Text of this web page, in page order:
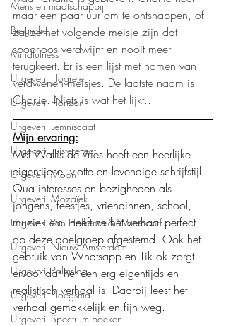
Mens en maatschappij
Biografie
Mindfulness
Uitgeverij Hogrefe
Uitgeverij Horizon
Uitgeverij Lemniscaat
Uitgeverij Luistereffect
Uitgeverij Moon
Uitgeverij Mozaïek
Uitgeverij Van Holkema & Warendorf
Uitgeverij Nieuw Amsterdam
Uitgeverij Palmslag
Uitgeverij Ploegsma
Uitgeverij Spectrum boeken
maar een paar uur om te ontsnappen, of
zal ze het volgende meisje zijn dat
spoorloos verdwijnt en nooit meer
terugkeert. Er is een lijst met namen van
verdwenen meisjes. De laatste naam is
Charlie. Niets is wat het lijkt..
Mijn ervaring:
Mel Wallis de Vries heeft een heerlijke
eigentijdse, vlotte en levendige schrijfstijl.
Qua interesses en bezigheden als
jongens, feestjes, vriendinnen, school,
muziek etc. heeft ze het verhaal perfect
op deze doelgroep afgestemd. Ook het
gebruik van Whatsapp en TikTok zorgt
ervoor dat het een erg eigentijds en
realistisch verhaal is. Daarbij leest het
verhaal gemakkelijk en fijn weg.